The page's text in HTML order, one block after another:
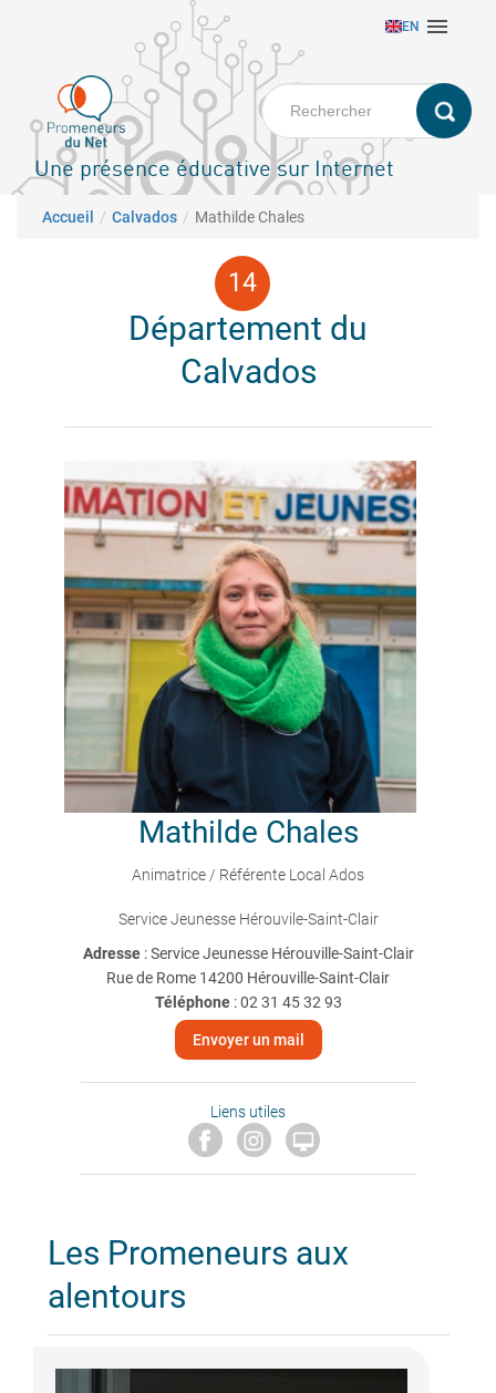
principal
EN 
Une présence éducative sur Internet
Fil d'Ariane
Accueil Calvados Mathilde Chales
Département du
Calvados
Mathilde Chales
Animatrice / Référente Local Ados
Service Jeunesse Hérouvile-Saint-Clair
Adresse : Service Jeunesse Hérouville-Saint-Clair
Rue de Rome 14200 Hérouville-Saint-Clair
Téléphone:02 31 45 32 93
Envoyer un mail
Liens utiles

Les Promeneurs aux
alentours